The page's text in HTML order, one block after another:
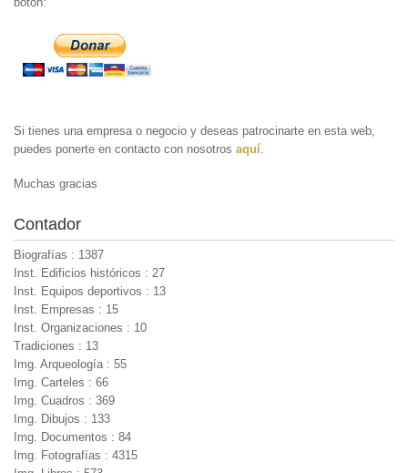
Si tienes una empresa o negocio y deseas patrocinarte en esta web,
puedes ponerte en contacto con nosotros aquí
Muchas gracias
Contador
Biografías : 1387
Inst. Edificios históricos : 27
Inst. Equipos deportivos : 13
Inst. Empresas : 15
Inst. Organizaciones : 10
Tradiciones : 13
Img. Arqueología : 55
Img. Carteles : 66
Img. Cuadros : 369
Img. Dibujos : 133
Img. Documentos : 84
Img. Fotografías : 4315